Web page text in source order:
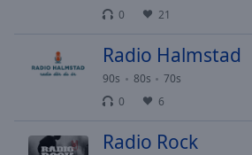
window.
cancel
0
21
Radio Halmstad
90s 80s
70s
0
6
Radio Rock